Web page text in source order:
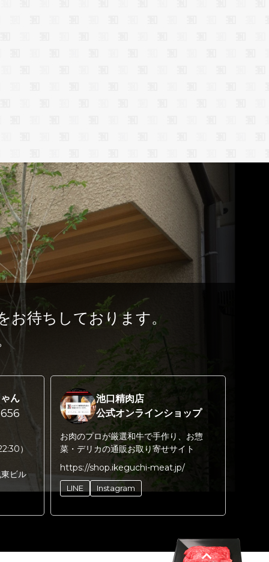
お待ちしております。
ん
）
ビル
池口精肉店
公式オンラインショップ
お肉のプロが厳選和牛で手作り、お惣
菜・デリカの通販お取り寄せサイト
https://shop.ikeguchi-meat.jp/
LINE Instagram